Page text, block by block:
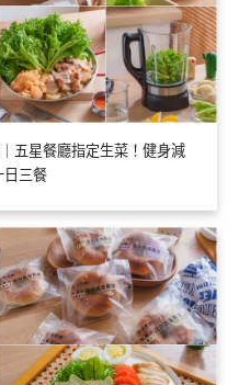
五星餐廳指定生菜！健身減
日三餐